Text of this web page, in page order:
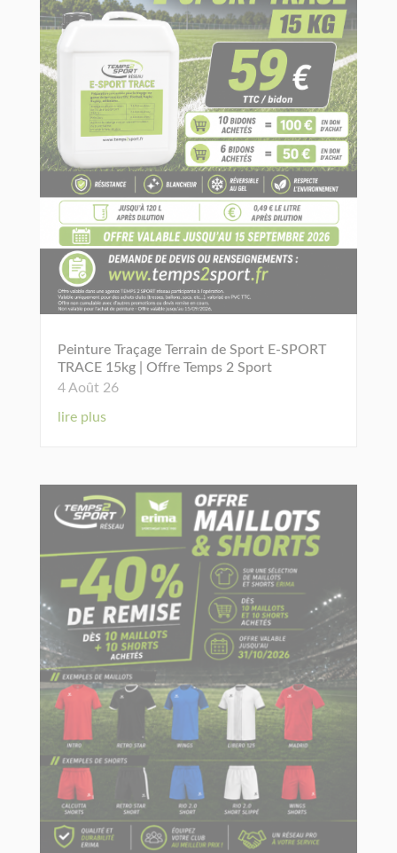
Peinture Traçage Terrain de Sport E-SPORT
TRACE 15kg | Offre Temps 2 Sport
4 Août 26
lire plus